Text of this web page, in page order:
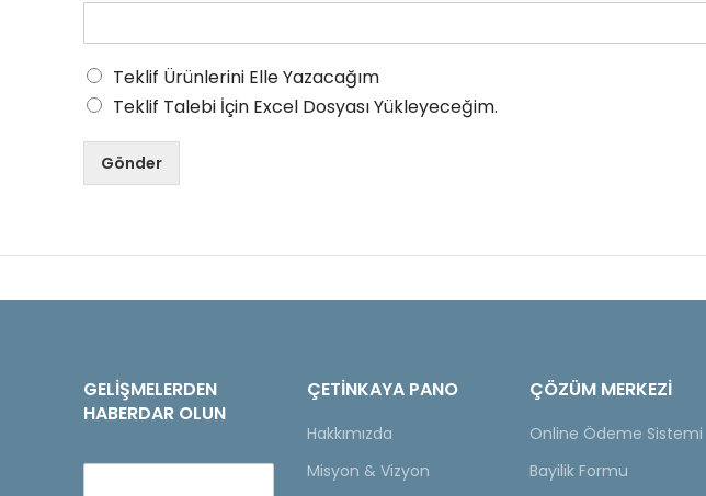
Teklif Ürünlerini Elle Yazacağım
Teklif Talebi İçin Excel Dosyası Yükleyeceğim.
Gönder
GELIŞMELERDEN
HABERDAR OLUN
ÇETINKAYA PANO
Hakkımızda
Misyon & Vizyon
ÇÖZÜM MERKEZİ
Online Ödeme Sistemi
Bayilik Formu